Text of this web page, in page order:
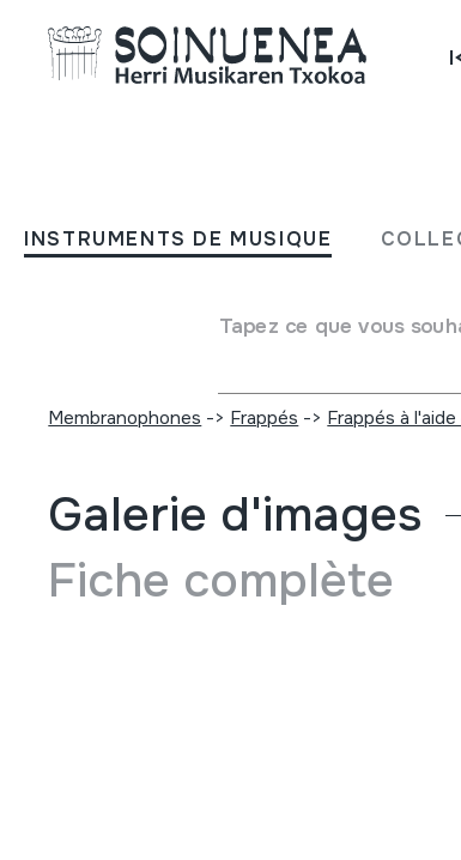
INSTRUMENTS DE MUSIQUE
Tapez ce que vous
TEUFELSGEIGE;
Type d'instrument de musique
Membranophones -> Frappés -> Frappés à
Galerie d'images
Fiche complète